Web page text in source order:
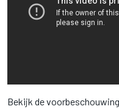
Bekijk de